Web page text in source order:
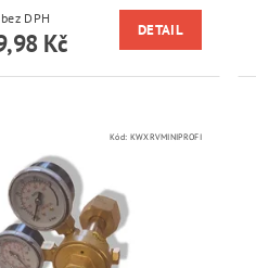
61 438 Kč bez DPH
Kč DETAIL
Kód: KWXRVMINIPROFI